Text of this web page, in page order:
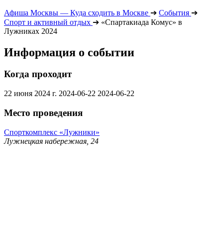
Афиша Москвы — Куда сходить в Москве ➔ События ➔
Спорт и активный отдых ➔ «Спартакиада Комус» в
Лужниках 2024
Информация о событии
Когда проходит
22 июня 2024 г. 2024-06-22 2024-06-22
Место проведения
Спорткомплекс «Лужники»
Лужнецкая набережная, 24